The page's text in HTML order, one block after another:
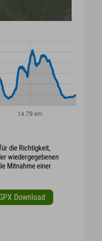
die Richtigkeit,
wiedergegebenen
Mitnahme einer
Download